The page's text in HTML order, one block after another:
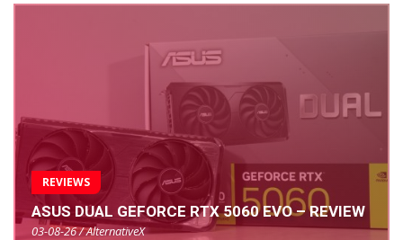
REVIEWS
ASUS DUAL GEFORCE RTX 5060 EVO – REVIEW
03-08-26 / AlternativeX